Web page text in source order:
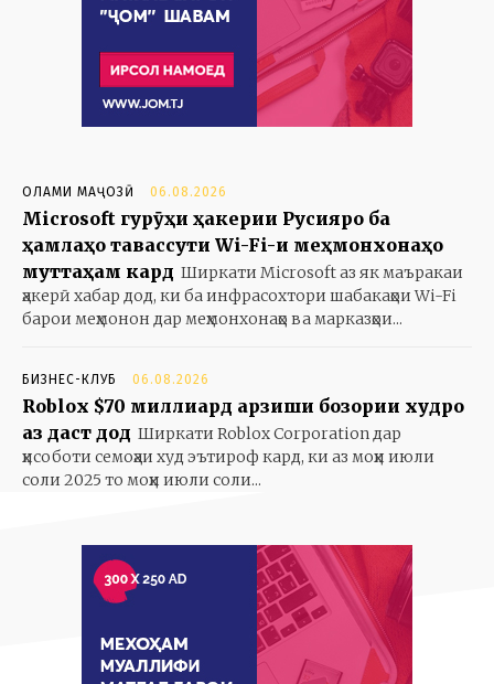
ОЛАМИ МАҶОЗӢ 06.08.2026
Microsoft гурӯҳи ҳакерии Русияро ба
ҳамлаҳо тавассути Wi-Fi-и меҳмонхонаҳо
муттаҳам кард Ширкати Microsoft аз як маъракаи
ҳакерӣ хабар дод, ки ба инфрасохтори шабакаҳои Wi-Fi
барои меҳмонон дар меҳмонхонаҳо ва марказҳои...
БИЗНЕС-КЛУБ 06.08.2026
Roblox $70 миллиард арзиши бозории худро
аз даст дод Ширкати Roblox Corporation дар
ҳисоботи семоҳаи худ эътироф кард, ки аз моҳи июли
соли 2025 то моҳи июли соли...